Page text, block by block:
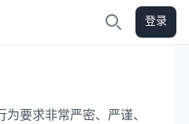
登录
要求非常严密、严谨、